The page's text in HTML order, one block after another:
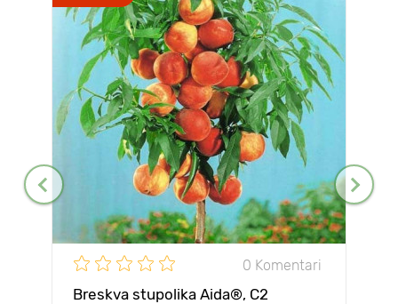
0 Komentari
Breskva stupolika Aida®, C2